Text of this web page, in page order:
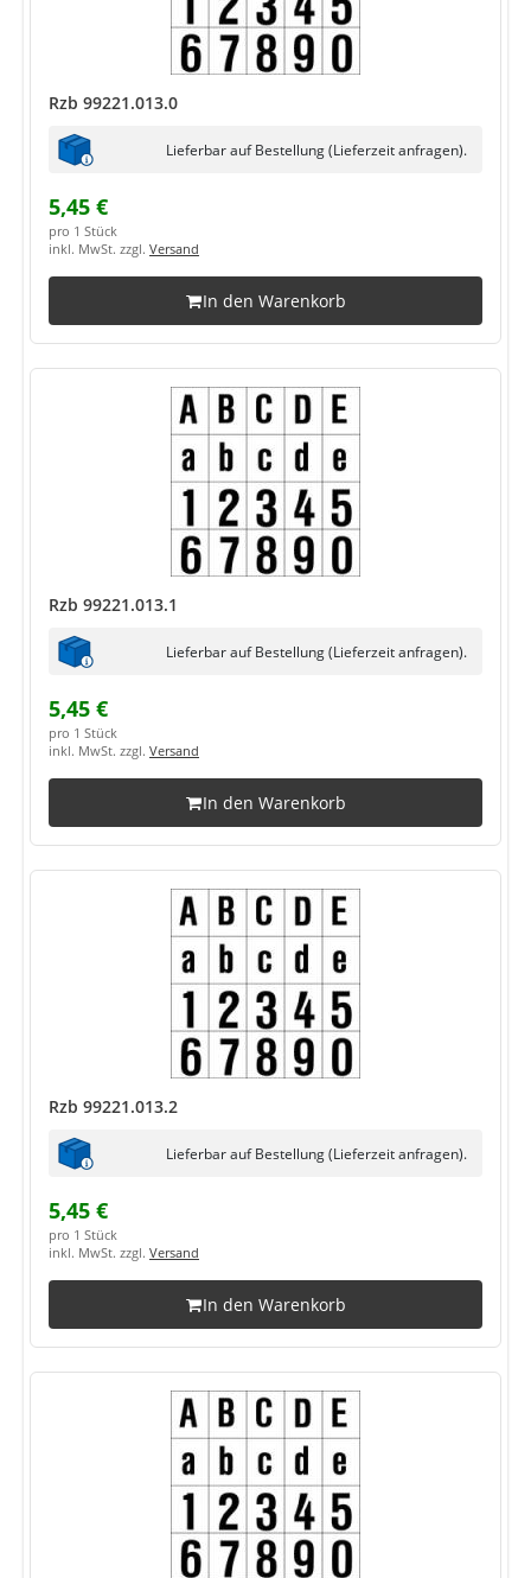
Rzb 99221.013.0
Lieferbar auf Bestellung (Lieferzeit anfragen).
5,45 €
pro 1 Stück
inkl. MwSt. zzgl. Versand
In den Warenkorb
Rzb 99221.013.1
Lieferbar auf Bestellung (Lieferzeit anfragen).
5,45 €
pro 1 Stück
inkl. MwSt. zzgl. Versand
In den Warenkorb
Rzb 99221.013.2
Lieferbar auf Bestellung (Lieferzeit anfragen).
5,45 €
pro 1 Stück
inkl. MwSt. zzgl. Versand
In den Warenkorb